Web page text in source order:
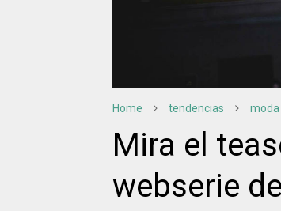
Home tendencias moda
Mira el
webserie